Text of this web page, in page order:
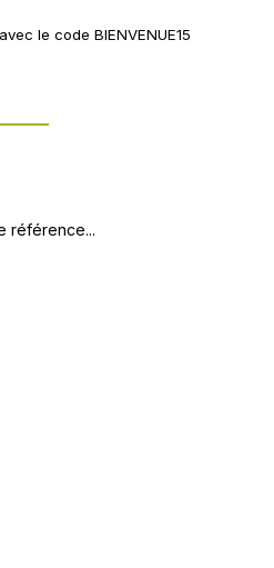
le code BIENVENUE15
référence...